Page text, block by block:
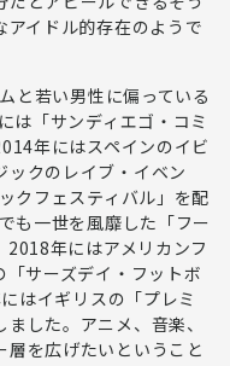
イドル的存在のよう で
と若い男性に偏っている
は 「サンディエゴ・コミ
年にはスペインのイビ
ックのレイブ・イベン
クフェスティバル」 を配
も一世を風靡した 「フー
2018年にはアメリカンフ
「サーズデイ・フットボ
はイギリスの 「プレミ
した。 アニメ、音楽、
層を広げたい ということ